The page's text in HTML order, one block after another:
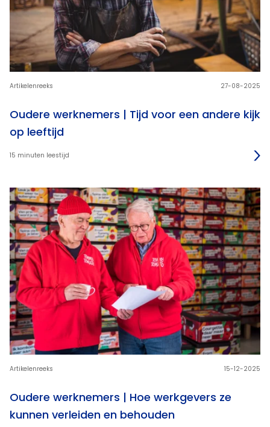
Oudere werknemers | Tijd voor een andere kijk
op leeftijd
Artikelenreeks 27-08-2025
15 minuten leestijd
Oudere werknemers | Hoe werkgevers ze
kunnen verleiden en behouden
Artikelenreeks 15-12-2025